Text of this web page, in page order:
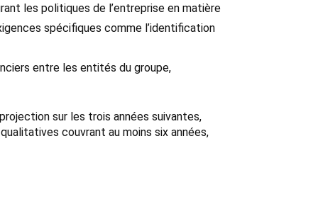
les politiques de l’entreprise en matière
spécifiques comme l’identification
entre les entités du groupe,
sur les trois années suivantes,
couvrant au moins six années,